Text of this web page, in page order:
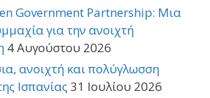
Government Partnership: Μια
για την ανοιχτή
4 Αυγούστου 2026
ανοιχτή και πολύγλωσση
Ισπανίας 31 Ιουλίου 2026